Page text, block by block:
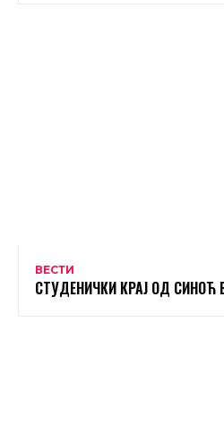
ВЕСТИ
СТУДЕНИЧКИ КРАЈ ОД СИНОЋ